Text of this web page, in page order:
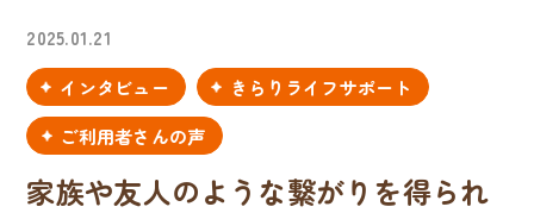
2025.01.21
インタビュー
きらりライフサポート
ご利用者さんの声
家族や友人のような繋がりを得られ